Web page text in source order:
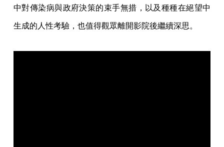
中對傳染病與政府決策的束手無措，以及種種在絕望中
生成的人性考驗，也值得觀眾離開影院後繼續深思。